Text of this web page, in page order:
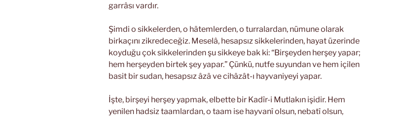
garrâsı vardır.
Şimdi o sikkelerden, o hâtemlerden, o turralardan, nümune olarak
birkaçını zikredeceğiz. Meselâ, hesapsız sikkelerinden, hayat üzerinde
koyduğu çok sikkelerinden şu sikkeye bak ki: “Birşeyden herşey yapar;
hem herşeyden birtek şey yapar.” Çünkü, nutfe suyundan ve hem içilen
basit bir sudan, hesapsız âzâ ve cihâzât-ı hayvaniyeyi yapar.
İşte, birşeyi herşey yapmak, elbette bir Kadîr-i Mutlakın işidir. Hem
yenilen hadsiz taamlardan, o taam ise hayvanî olsun, nebatî olsun,